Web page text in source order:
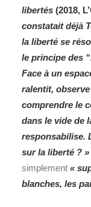
libertés (2018,
constatait déjà
la liberté se
le principe des
Face à un
ralentit,
comprendre le
dans le vide de
responsabilise.
sur la liberté ? »
simplement «
blanches, les